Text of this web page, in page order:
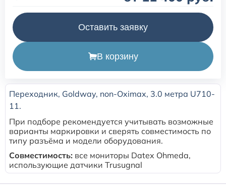
Оставить заявку
В корзину
Переходник, Goldway, non-Oximax, 3.0 метра U710-
11.
При подборе рекомендуется учитывать возможные
варианты маркировки и сверять совместимость по
типу разъёма и модели оборудования.
Совместимость: все мониторы Datex Ohmeda,
использующие датчики Trusugnal
Расходные материалы для транскутанного монитора
Sentec
Расходные материалы к аппарату Авента-М
Расходные материалы к аппаратам ИВЛ Hamilton
Расходные материалы к аппаратам ИВЛ Mindray
Расходные материалы к аппаратам ИВЛ Drager
Расходные материалы к аппаратам Comen